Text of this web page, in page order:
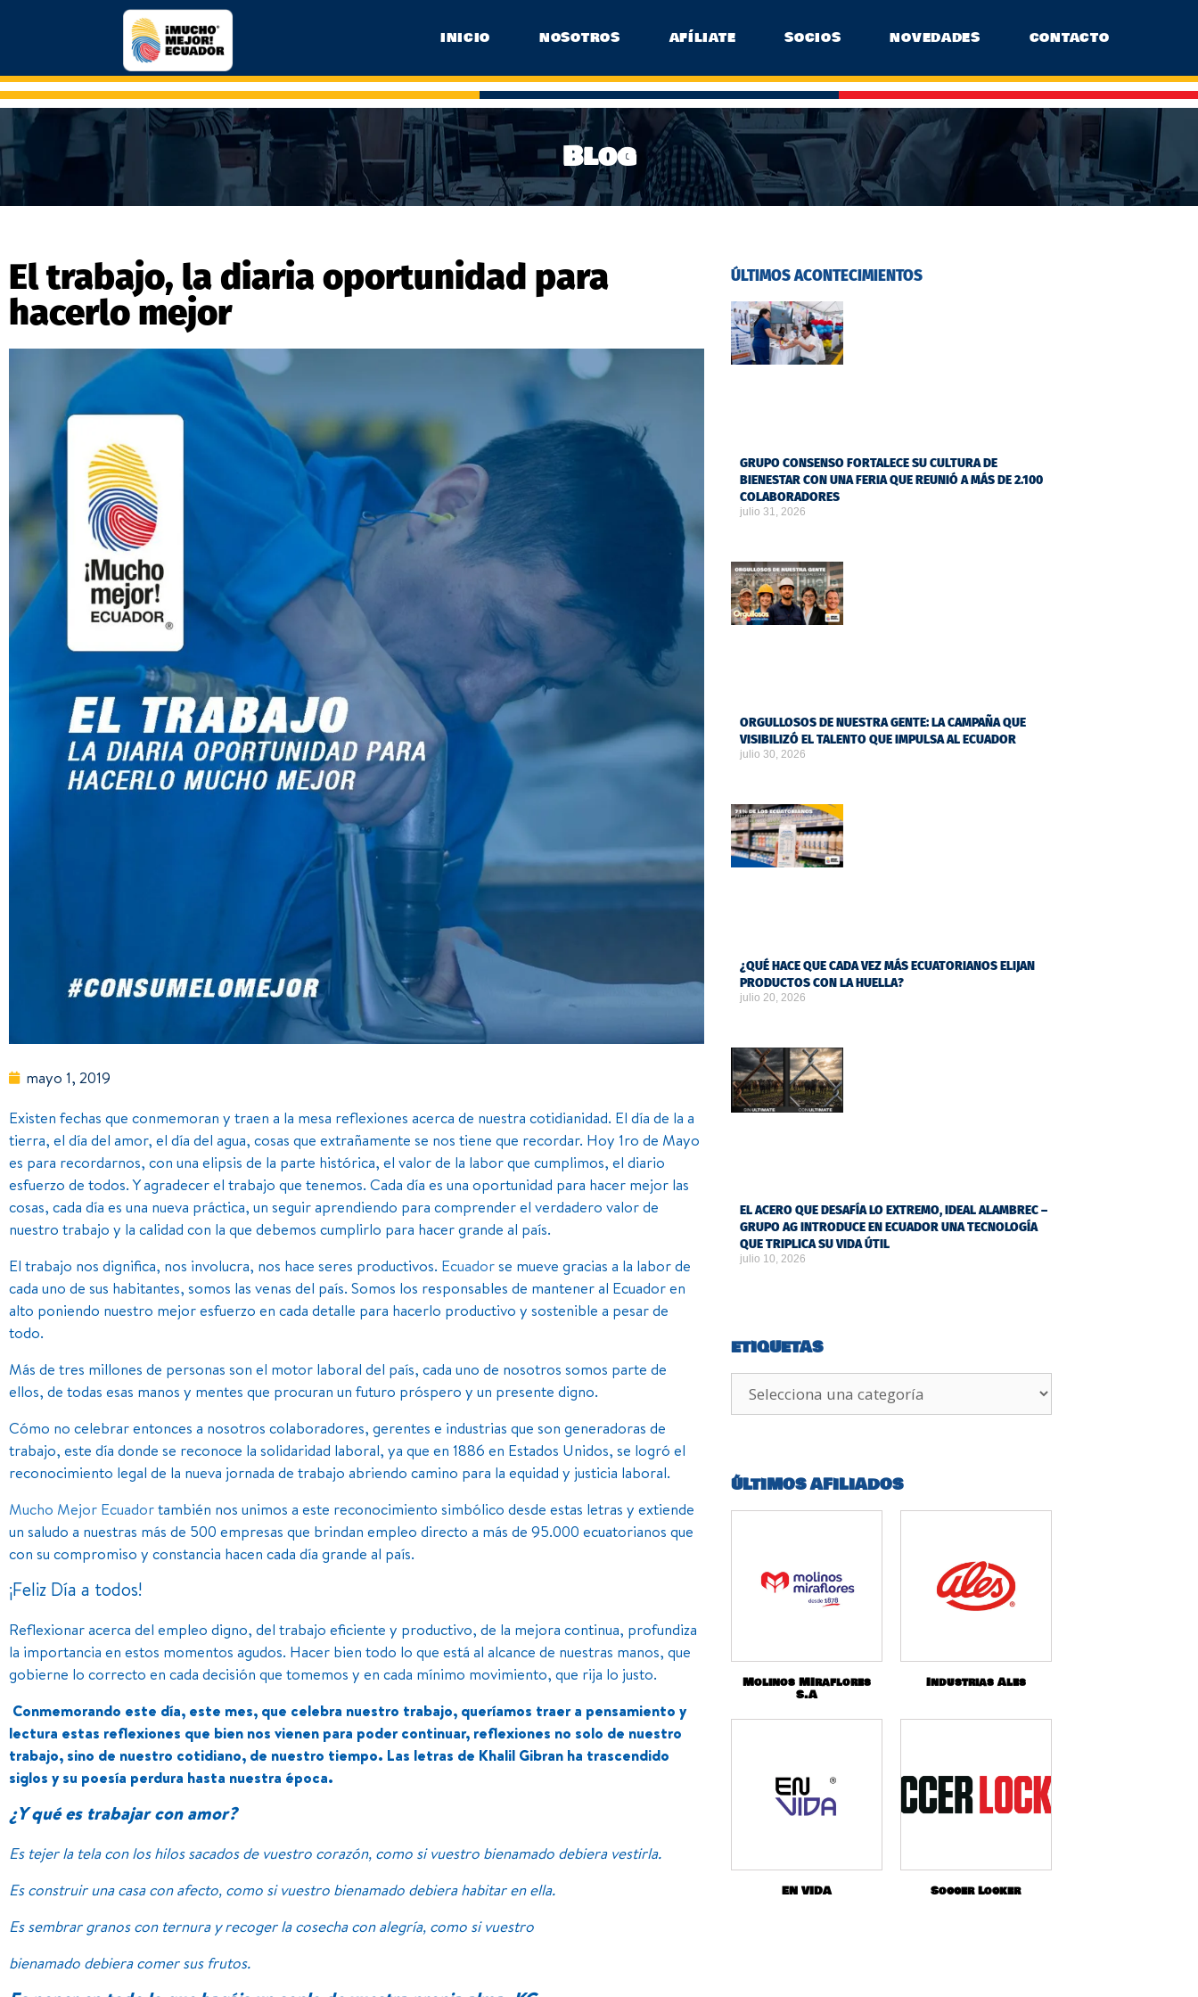
INICIO NOSOTROS AFÍLIATE SOCIOS NOVEDADES CONTACTO
Blog
El trabajo, la diaria oportunidad para
hacerlo mejor
mayo 1, 2019
Existen fechas que conmemoran y traen a la mesa reflexiones acerca de nuestra cotidianidad. El día de la a
tierra, el día del amor, el día del agua, cosas que extrañamente se nos tiene que recordar. Hoy 1ro de Mayo
es para recordarnos, con una elipsis de la parte histórica, el valor de la labor que cumplimos, el diario
esfuerzo de todos. Y agradecer el trabajo que tenemos. Cada día es una oportunidad para hacer mejor las
cosas, cada día es una nueva práctica, un seguir aprendiendo para comprender el verdadero valor de
nuestro trabajo y la calidad con la que debemos cumplirlo para hacer grande al país.
El trabajo nos dignifica, nos involucra, nos hace seres productivos. Ecuadorse mueve gracias a la labor de
cada uno de sus habitantes, somos las venas del país. Somos los responsables de mantener al Ecuador en
alto poniendo nuestro mejor esfuerzo en cada detalle para hacerlo productivo y sostenible a pesar de
todo.
Más de tres millones de personas son el motor laboral del país, cada uno de nosotros somos parte de
ellos, de todas esas manos y mentes que procuran un futuro próspero y un presente digno.
Cómo no celebrar entonces a nosotros colaboradores, gerentes e industrias que son generadoras de
trabajo, este día donde se reconoce la solidaridad laboral, ya que en 1886 en Estados Unidos, se logró el
reconocimiento legal de la nueva jornada de trabajo abriendo camino para la equidad y justicia laboral.
Mucho Mejor Ecuadortambién nos unimos a este reconocimiento simbólico desde estas letras y extiende
un saludo a nuestras más de 500 empresas que brindan empleo directo a más de 95.000 ecuatorianos que
con su compromiso y constancia hacen cada día grande al país.
¡Feliz Día a todos!
Reflexionar acerca del empleo digno, del trabajo eficiente y productivo, de la mejora continua, profundiza
la importancia en estos momentos agudos. Hacer bien todo lo que está al alcance de nuestras manos, que
gobierne lo correcto en cada decisión que tomemos y en cada mínimo movimiento, que rija lo justo.
Conmemorando este día, este mes, que celebra nuestro trabajo, queríamos traer a pensamiento y
lectura estas reflexiones que bien nos vienen para poder continuar, reflexiones no solo de nuestro
trabajo, sino de nuestro cotidiano, de nuestro tiempo. Las letras de Khalil Gibran ha trascendido
siglos y su poesía perdura hasta nuestra época.
¿Y qué es trabajar con amor?
Es tejer la tela con los hilos sacados de vuestro corazón, como si vuestro bienamado debiera vestirla.
Es construir una casa con afecto, como si vuestro bienamado debiera habitar en ella.
Es sembrar granos con ternura y recoger la cosecha con alegría, como si vuestro
bienamado debiera comer sus frutos.
ÚLTIMOS ACONTECIMIENTOS
GRUPO CONSENSO FORTALECE SU CULTURA DE
BIENESTAR CON UNA FERIA QUE REUNIÓ A MÁS DE 2.100
COLABORADORES
julio 31, 2026
ORGULLOSOS DE NUESTRA GENTE: LA CAMPAÑA QUE
VISIBILIZÓ EL TALENTO QUE IMPULSA AL ECUADOR
julio 30, 2026
¿QUÉ HACE QUE CADA VEZ MÁS ECUATORIANOS ELIJAN
PRODUCTOS CON LA HUELLA?
julio 20, 2026
EL ACERO QUE DESAFÍA LO EXTREMO, IDEAL ALAMBREC –
GRUPO AG INTRODUCE EN ECUADOR UNA TECNOLOGÍA
QUE TRIPLICA SU VIDA ÚTIL
julio 10, 2026
ETIQUETAS
ÚLTIMOS AFILIADOS
Molinos MIraflores
S.A
Industrias Ales
EN VIDA Soccer Locker